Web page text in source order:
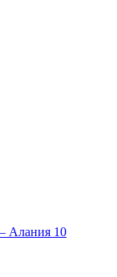
Алания 10